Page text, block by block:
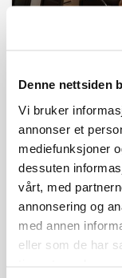
Denne nettsiden
Vi bruker
annonser et
mediefunksjoner
dessuten
vårt, med
annonsering og
med annen
eller som de har